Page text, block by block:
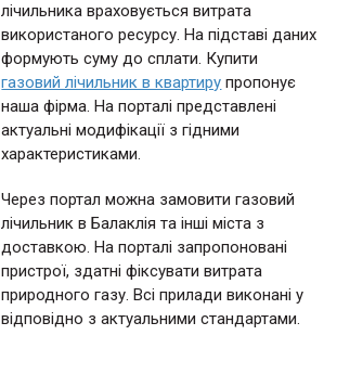
лічильника враховується витрата
використаного ресурсу. На підставі даних
формують суму до сплати. Купити
газовий лічильник в квартиру пропонує
наша фірма. На порталі представлені
актуальні модифікації з гідними
характеристиками.
Через портал можна замовити газовий
лічильник в Балаклія та інші міста з
доставкою. На порталі запропоновані
пристрої, здатні фіксувати витрата
природного газу. Всі прилади виконані у
відповідно з актуальними стандартами.